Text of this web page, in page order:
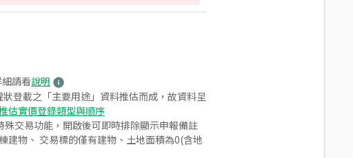
請看說明
登載之「主要用途」資料推估而成，故資料呈
估實價登錄類型與順序
交易功能，開啟後可即時排除顯示申報備註
建物、 交易標的僅有建物、土地面積為0(含地